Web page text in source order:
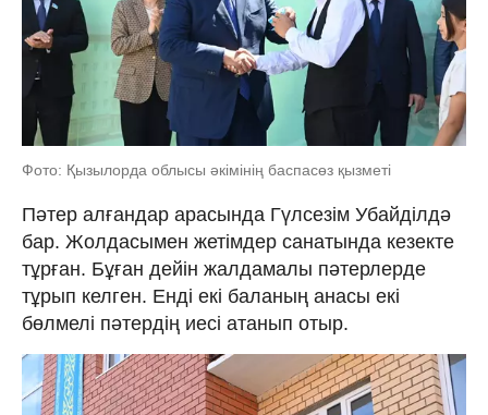
Фото: Қызылорда облысы әкімінің баспасөз қызметі
Пәтер алғандар арасында Гүлсезім Убайділдә
бар. Жолдасымен жетімдер санатында кезекте
тұрған. Бұған дейін жалдамалы пәтерлерде
тұрып келген. Енді екі баланың анасы екі
бөлмелі пәтердің иесі атанып отыр.